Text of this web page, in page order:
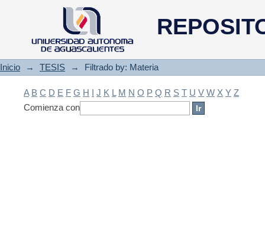
Filtrado by: Materia
Inicio → TESIS → Filtrado by: Materia
A B C D E F G H I J K L M N O P Q R S T U V W X Y Z
Comienza con